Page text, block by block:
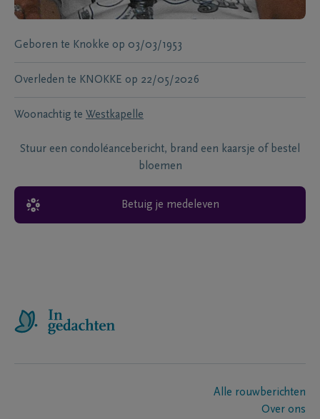
Geboren te Knokke op 03/03/1953
Overleden te KNOKKE op 22/05/2026
Woonachtig te Westkapelle
Stuur een condoléancebericht, brand een kaarsje of bestel
bloemen
Betuig je medeleven
Alle rouwberichten
Over ons